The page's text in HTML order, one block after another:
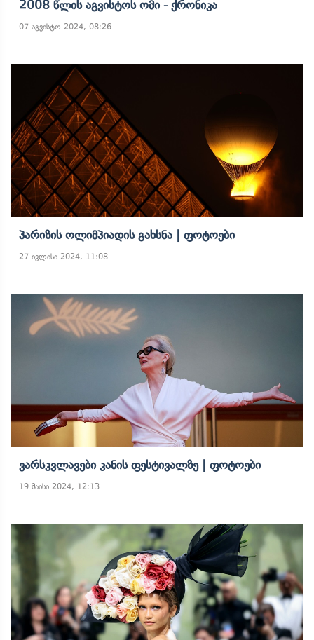
2008 Წლის Აგვისტოს Ომი - Ქრონიკა
07 აგვისტო 2024, 08:26
Პარიზის Ოლიმპიადის Გახსნა | Ფოტოები
27 ივლისი 2024, 11:08
Ვარსკვლავები Კანის Ფესტივალზე | Ფოტოები
19 მაისი 2024, 12:13